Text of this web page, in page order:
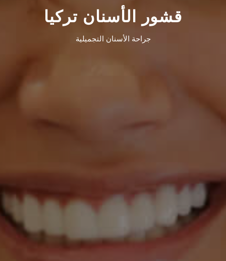
قشور الأسنان تركيا
جراحة الأسنان التجميلية